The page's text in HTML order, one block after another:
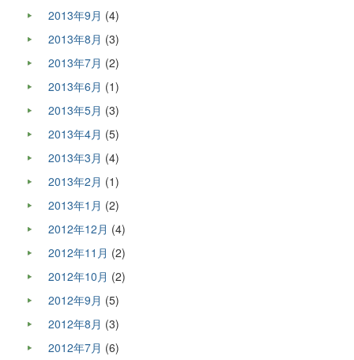
2013年9月 (4)
2013年8月 (3)
2013年7月 (2)
2013年6月 (1)
2013年5月 (3)
2013年4月 (5)
2013年3月 (4)
2013年2月 (1)
2013年1月 (2)
2012年12月 (4)
2012年11月 (2)
2012年10月 (2)
2012年9月 (5)
2012年8月 (3)
2012年7月 (6)